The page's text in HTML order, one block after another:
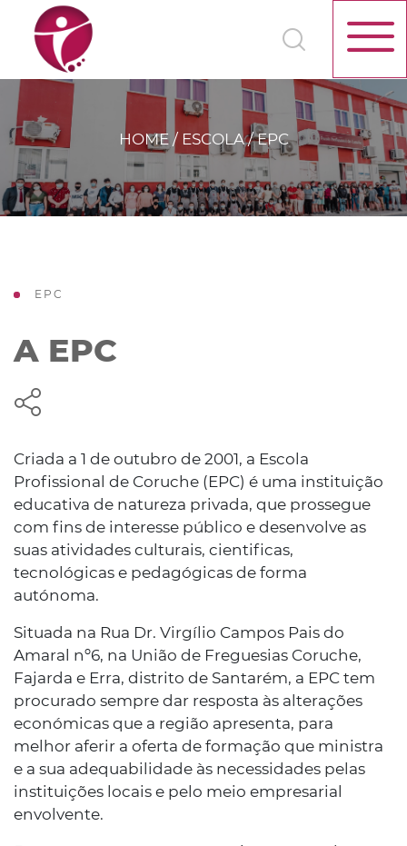
HOME / ESCOLA / EPC
EPC
A EPC
Criada a 1 de outubro de 2001, a Escola
Profissional de Coruche (EPC) é uma instituição
educativa de natureza privada, que prossegue
com fins de interesse público e desenvolve as
suas atividades culturais, cientificas,
tecnológicas e pedagógicas de forma
autónoma.
Situada na Rua Dr. Virgílio Campos Pais do
Amaral nº6, na União de Freguesias Coruche,
Fajarda e Erra, distrito de Santarém, a EPC tem
procurado sempre dar resposta às alterações
económicas que a região apresenta, para
melhor aferir a oferta de formação que ministra
e a sua adequabilidade às necessidades pelas
instituições locais e pelo meio empresarial
envolvente.